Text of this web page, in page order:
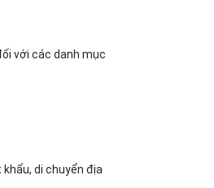
với các danh mục
di chuyển địa